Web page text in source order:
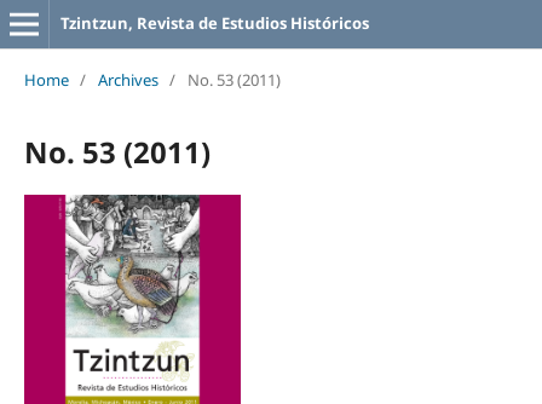
Tzintzun, Revista de Estudios Históricos
Home / Archives / No. 53 (2011)
No. 53 (2011)